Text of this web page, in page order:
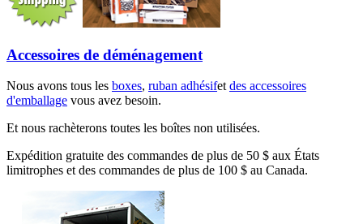
Accessoires de déménagement
Nous avons tous les boxes, ruban adhésifetdes accessoires
d'emballage vous avez besoin.
Et nous rachèterons toutes les boîtes non utilisées.
Expédition gratuite des commandes de plus de 50 $ aux États
limitrophes et des commandes de plus de 100 $ au Canada.